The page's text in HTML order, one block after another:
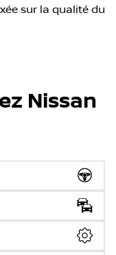
sur la qualité du
Nissan